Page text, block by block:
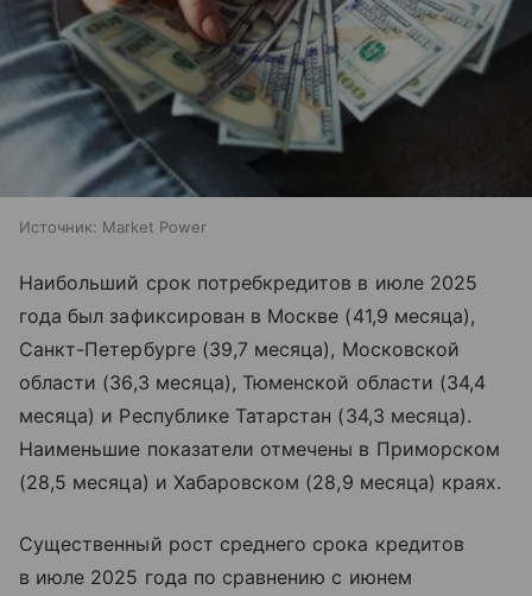
Источник: Market Power
Наибольший срок потребкредитов в июле 2025
года был зафиксирован в Москве (41,9 месяца),
Санкт-Петербурге (39,7 месяца), Московской
области (36,3 месяца), Тюменской области (34,4
месяца) и Республике Татарстан (34,3 месяца).
Наименьшие показатели отмечены в Приморском
(28,5 месяца) и Хабаровском (28,9 месяца) краях.
Существенный рост среднего срока кредитов
в июле 2025 года по сравнению с июнем